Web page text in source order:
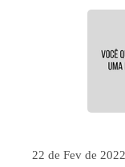
22 de Fev de 2022